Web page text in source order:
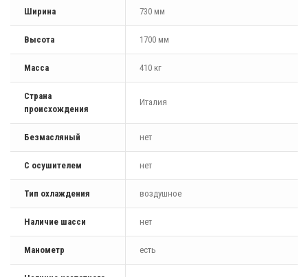
Ширина 730 мм
Высота 1700 мм
Масса 410 кг
Страна
происхождения
Италия
Безмасляный нет
С осушителем нет
Тип охлаждения воздушное
Наличие шасси нет
Манометр есть